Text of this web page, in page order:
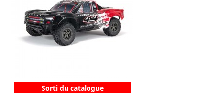
Sorti du catalogue